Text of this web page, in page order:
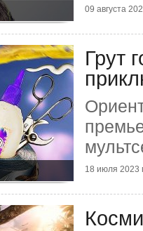
09 августа
Грут
18 июля 2023